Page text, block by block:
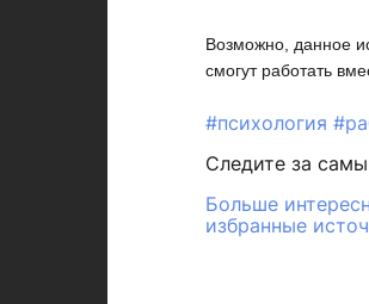
Возможно, данное
смогут работать
#психология
Следите за
Больше
избранные